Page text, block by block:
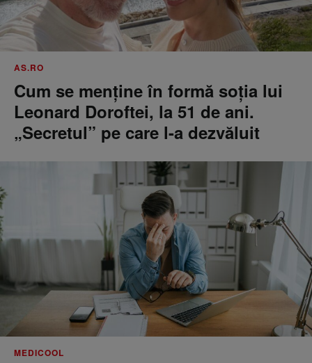
AS.RO
Cum se menţine în formă soţia lui
Leonard Doroftei, la 51 de ani.
„Secretul” pe care l-a dezvăluit
MEDICOOL